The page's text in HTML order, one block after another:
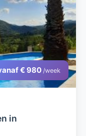
€ 980 /week
in